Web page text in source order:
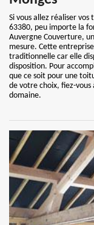
Si vous allez réaliser
63380, peu importe la
Auvergne Couverture,
mesure. Cette
traditionnelle car elle
disposition. Pour
que ce soit pour une
de votre choix, fiez-vous
domaine.